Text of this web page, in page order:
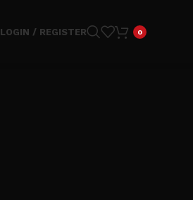
LOGIN / REGISTER 0